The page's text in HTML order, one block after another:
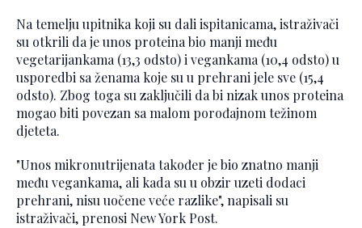
Na temelju upitnika koji su dali ispitanicama, istraživači
su otkrili da je unos proteina bio manji među
vegetarijankama (13,3 odsto) i vegankama (10,4 odsto) u
usporedbi sa ženama koje su u prehrani jele sve (15,4
odsto). Zbog toga su zaključili da bi nizak unos proteina
mogao biti povezan sa malom porođajnom težinom
djeteta.
"Unos mikronutrijenata također je bio znatno manji
među vegankama, ali kada su u obzir uzeti dodaci
prehrani, nisu uočene veće razlike", napisali su
istraživači, prenosi New York Post.